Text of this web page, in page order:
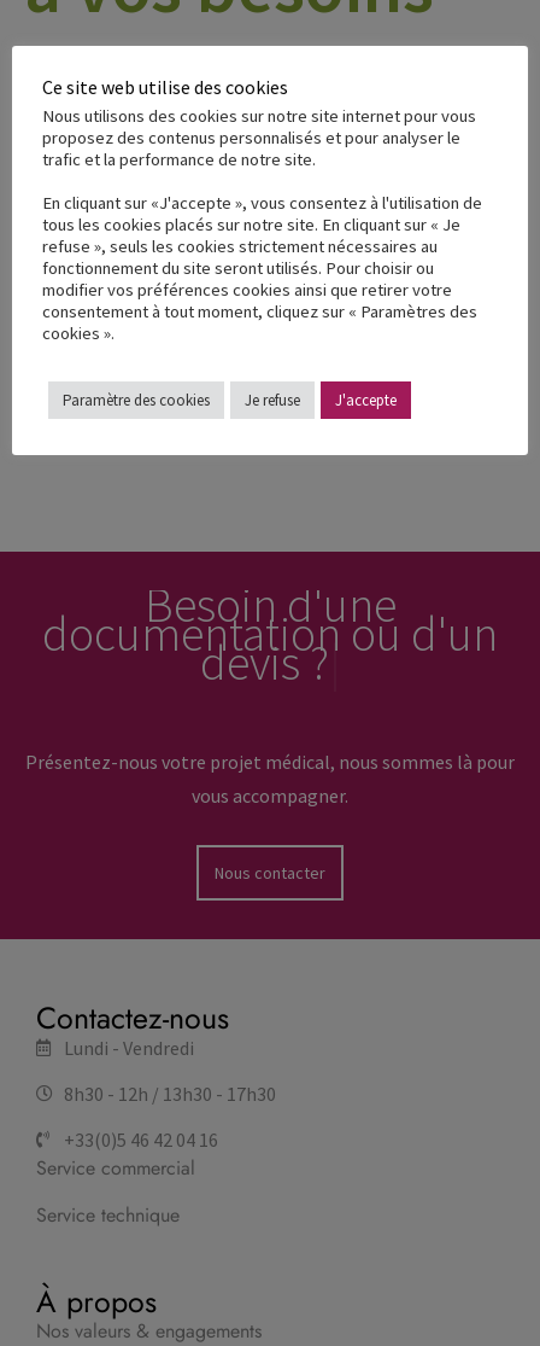
Moteurs
& Rails
Systèmes
de
transfert
Sangles &
Accessoires
Besoin d'une
documentation ou d'un
devis ?
Présentez-nous votre projet médical, nous sommes là pour
vous accompagner.
Nous contacter
Contactez-nous
Lundi - Vendredi
8h30 - 12h / 13h30 - 17h30
+33(0)5 46 42 04 16
Service commercial
Service technique
À propos
Nos valeurs & engagements
Ce site web utilise des cookies
Nous utilisons des cookies sur notre site internet pour vous
proposez des contenus personnalisés et pour analyser le
trafic et la performance de notre site.
En cliquant sur «J'accepte », vous consentez à l'utilisation de
tous les cookies placés sur notre site. En cliquant sur « Je
refuse », seuls les cookies strictement nécessaires au
fonctionnement du site seront utilisés. Pour choisir ou
modifier vos préférences cookies ainsi que retirer votre
consentement à tout moment, cliquez sur « Paramètres des
cookies ».
Paramètre des cookies Je refuse J'accepte